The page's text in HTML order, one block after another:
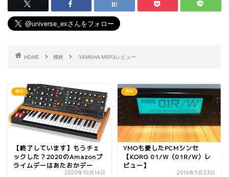
HOME 機材 YAMAHA MSP3レビュー
機材
【終了しています】もうチェ
ックした？2020のAmazonプ
ライムデーはあたおかデー
2020年10月14日
機材
YMOも愛したPCMシンセ
【KORG 01/W（01R/W）レ
ビュー】
2016年5月23日